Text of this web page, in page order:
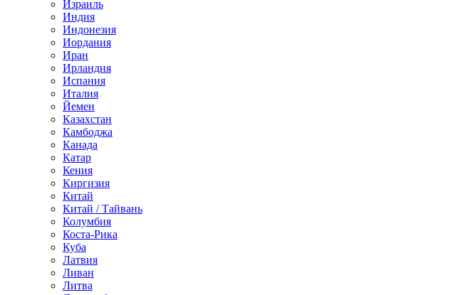
Израиль
Индия
Индонезия
Иордания
Иран
Ирландия
Испания
Италия
Йемен
Казахстан
Камбоджа
Канада
Катар
Кения
Киргизия
Китай
Китай / Тайвань
Колумбия
Коста-Рика
Куба
Латвия
Ливан
Литва